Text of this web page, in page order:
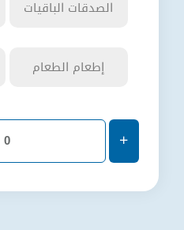
الصدقات الباقيات
إطعام الطعا